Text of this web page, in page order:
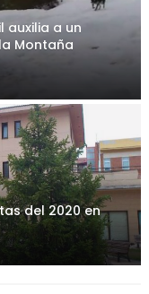
auxilia a un
Montaña
del 2020 en